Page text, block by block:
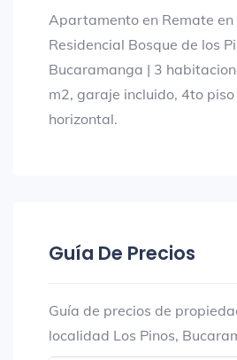
Apartamento en Remate en
Residencial Bosque de los
Bucaramanga | 3
m2, garaje incluido, 4to
horizontal.
Guía De Precios
Guía de precios de
localidad Los Pinos,